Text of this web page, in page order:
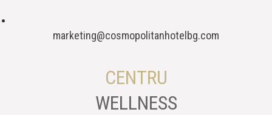
marketing@cosmopolitanhotelbg.com
CENTRU
WELLNESS